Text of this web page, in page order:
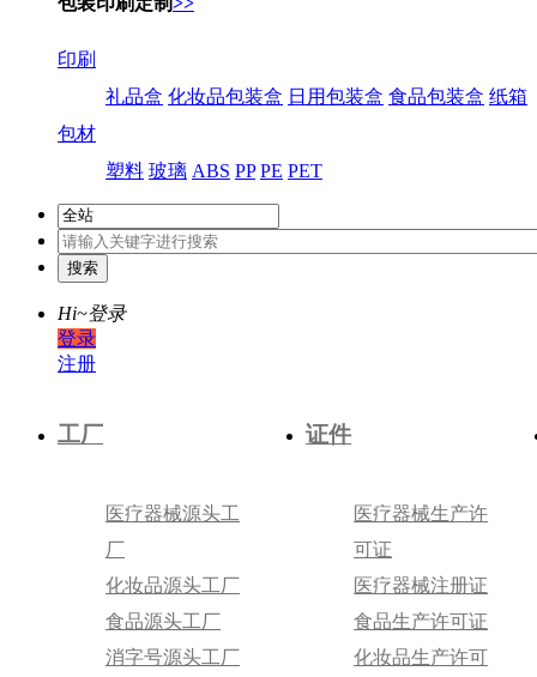
印刷
礼品盒 化妆品包装盒 日用包装盒 食品包装盒 纸箱
包材
塑料 玻璃 ABS PP PE PET
Hi~登录
登录
注册
工厂
医疗器械源头工
厂
化妆品源头工厂
食品源头工厂
消字号源头工厂
证件
医疗器械生产许
可证
医疗器械注册证
食品生产许可证
化妆品生产许可